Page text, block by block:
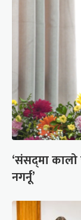
‘संसद्‍मा
नगर्नू’